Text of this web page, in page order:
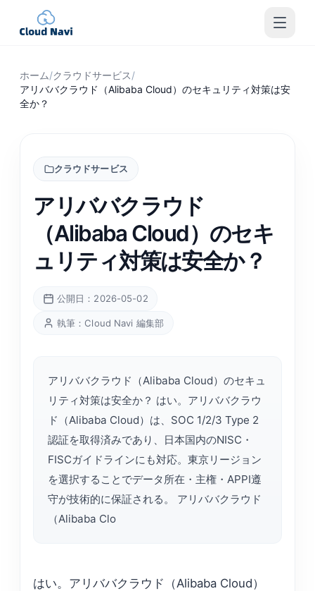
ホーム/クラウドサービス/
アリババクラウド（Alibaba Cloud）のセキュリティ対策は安
全か？
クラウドサービス
アリババクラウド
（Alibaba Cloud）のセキ
ュリティ対策は安全か？
公開日：2026-05-02
執筆：Cloud Navi 編集部
アリババクラウド（Alibaba Cloud）のセキュ
リティ対策は安全か？ はい。アリババクラウ
ド（Alibaba Cloud）は、SOC 1/2/3 Type 2
認証を取得済みであり、日本国内のNISC・
FISCガイドラインにも対応。東京リージョン
を選択することでデータ所在・主権・APPI遵
守が技術的に保証される。 アリババクラウド
（Alibaba Clo
はい。アリババクラウド（Alibaba Cloud）